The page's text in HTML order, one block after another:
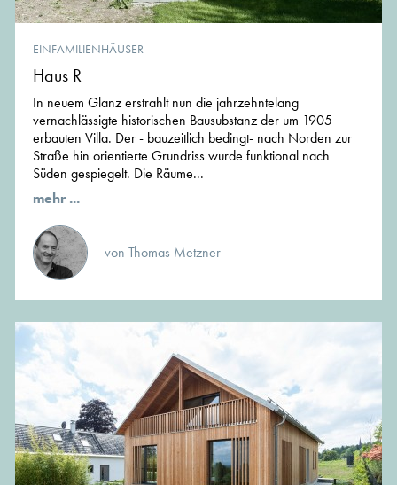
EINFAMILIENHÄUSER
Haus R
In neuem Glanz erstrahlt nun die jahrzehntelang
vernachlässigte historischen Bausubstanz der um 1905
erbauten Villa. Der - bauzeitlich bedingt- nach Norden zur
Straße hin orientierte Grundriss wurde funktional nach
Süden gespiegelt. Die Räume...
mehr ...
von Thomas Metzner